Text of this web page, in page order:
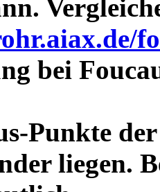
bei
Punkte
liegen.